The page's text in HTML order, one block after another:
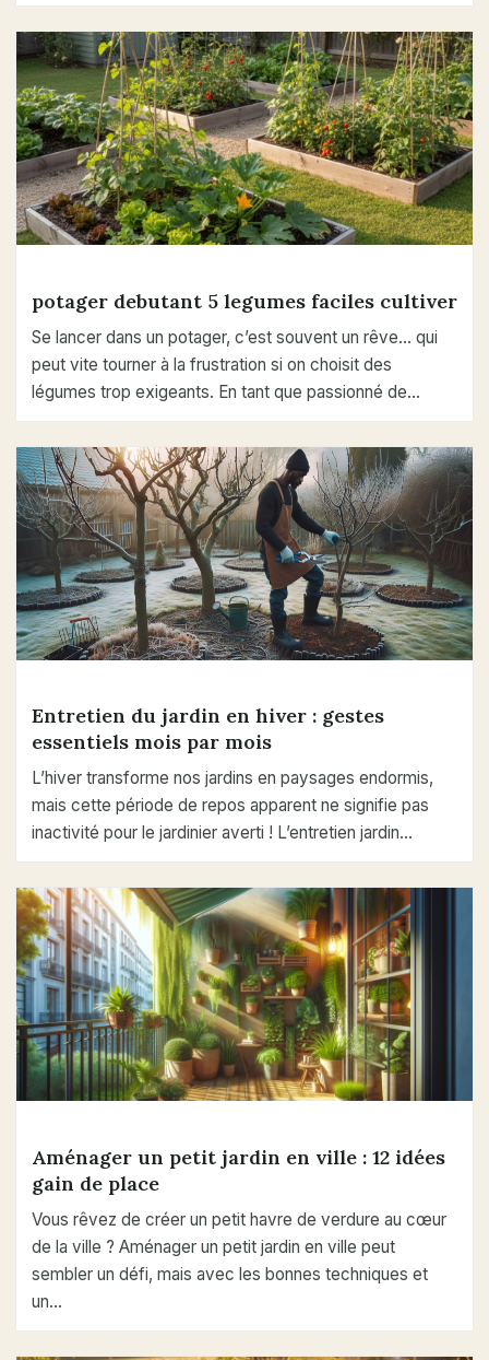
potager debutant 5 legumes faciles cultiver
Se lancer dans un potager, c’est souvent un rêve… qui
peut vite tourner à la frustration si on choisit des
légumes trop exigeants. En tant que passionné de…
Entretien du jardin en hiver : gestes
essentiels mois par mois
L’hiver transforme nos jardins en paysages endormis,
mais cette période de repos apparent ne signifie pas
inactivité pour le jardinier averti ! L’entretien jardin…
Aménager un petit jardin en ville : 12 idées
gain de place
Vous rêvez de créer un petit havre de verdure au cœur
de la ville ? Aménager un petit jardin en ville peut
sembler un défi, mais avec les bonnes techniques et
un…